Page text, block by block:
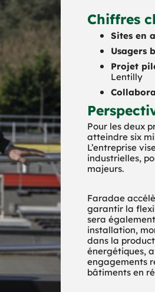
Chiffres
Sites en
Usagers
Projet
Lentilly
Pour les deux
atteindre six
L’entreprise
industrielles,
majeurs.
Faradae
garantir la
sera
installation,
dans la
énergétiques,
engagements
bâtiments en